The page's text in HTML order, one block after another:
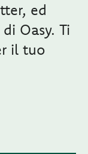
ed
Oasy. Ti
il tuo